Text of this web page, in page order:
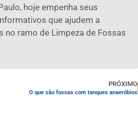
hoje empenha seus
que ajudem a
ramo de Limpeza de Fossas
PRÓXIMO
O que são fossas com tanques anaeróbios